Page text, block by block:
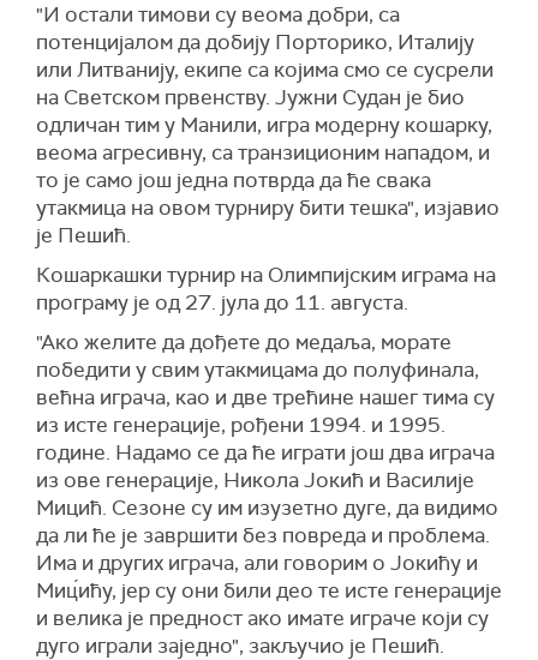
"И остали тимови су веома добри, са
потенцијалом да добију Порторико, Италију
или Литванију, екипе са којима смо се сусрели
на Светском првенству. Јужни Судан је био
одличан тим у Манили, игра модерну кошарку,
веома агресивну, са транзиционим нападом, и
то је само још једна потврда да ће свака
утакмица на овом турниру бити тешка", изјавио
је Пешић.
Кошаркашки турнир на Олимпијским играма на
програму је од 27. јула до 11. августа.
"Ако желите да дођете до медаља, морате
победити у свим утакмицама до полуфинала,
већна играча, као и две трећине нашег тима су
из исте генерације, рођени 1994. и 1995.
године. Надамо се да ће играти још два играча
из ове генерације, Никола Јокић и Василије
Мицић. Сезоне су им изузетно дуге, да видимо
да ли ће је завршити без повреда и проблема.
Има и других играча, али говорим о Јокићу и
Миц́ићу, јер су они били део те исте генерације
и велика је предност ако имате играче који су
дуго играли заједно", закључио је Пешић.